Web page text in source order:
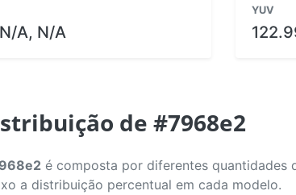
A, N/A
YUV
de #7968e2
é composta por diferentes quantidades
a distribuição percentual em cada modelo.